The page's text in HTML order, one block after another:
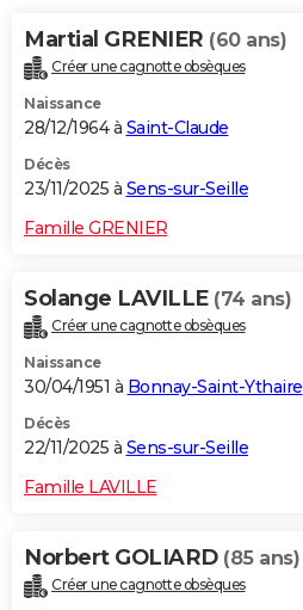
Alimentation
Guide de la santé
Maladies
Médicaments
Sommeil
VOYAGE
Destinations
City break
Voyage nature
Voyage de noces
Forum
Climat
+PHOTO
GUIDES D'ACHAT
BONS PLANS
CARTE DE VOEUX
Dictionnaire
Biographies
Citations
Expressions
Proverbes
PROGRAMME TV
COPAINS D'AVANT
S'inscrire
Se connecter
Lycées
Collèges
Primaires
Universités
Entreprises
Service militaire
Avis de recherche
AVIS DE DÉCÈS
Martial GRENIER (60 ans)
Créer une cagnotte obsèques
Naissance
28/12/1964 à Saint-Claude
Décès
23/11/2025 à Sens-sur-Seille
Famille GRENIER
Solange LAVILLE (74 ans)
Créer une cagnotte obsèques
Naissance
30/04/1951 à Bonnay-Saint-Ythaire
Décès
22/11/2025 à Sens-sur-Seille
Famille LAVILLE
Norbert GOLIARD (85 ans)
Créer une cagnotte obsèques